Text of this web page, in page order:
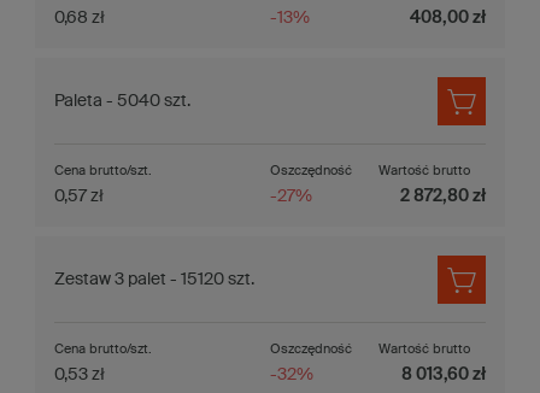
-13%
0,68 zł 408,00 zł
Paleta - 5040 szt.
Oszczędność
-27%
Cena brutto/szt.
0,57 zł
Wartość brutto
2 872,80 zł
Zestaw 3 palet - 15120 szt.
Oszczędność
-32%
Cena brutto/szt.
0,53 zł
Wartość brutto
8 013,60 zł